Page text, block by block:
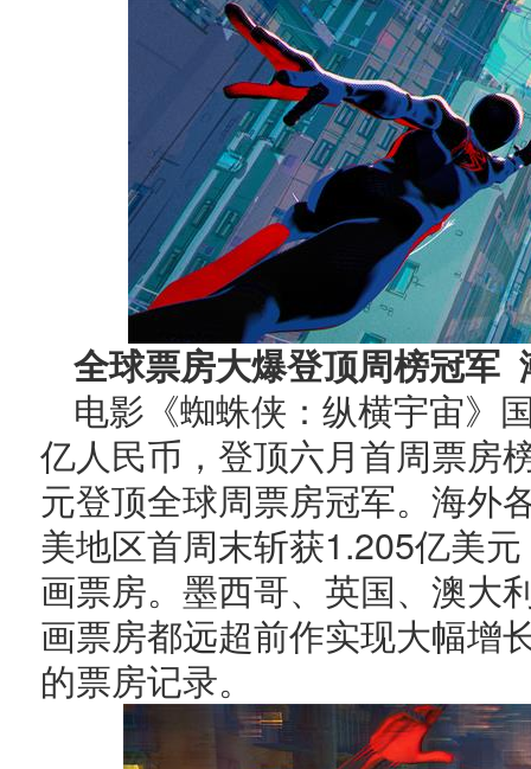
全球票房大爆登顶周榜冠军
电影《蜘蛛侠：纵横宇宙》
亿人民币，登顶六月首周票房
元登顶全球周票房冠军。海外
美地区首周末斩获1.205亿美
画票房。墨西哥、英国、澳大
画票房都远超前作实现大幅增
的票房记录。